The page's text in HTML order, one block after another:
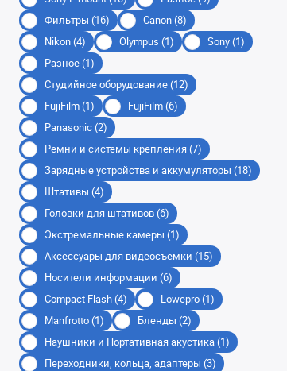
Фильтры (16)
Canon (8)
Nikon (4)
Olympus (1)
Sony (1)
Разное (1)
Студийное оборудование (12)
FujiFilm (1)
FujiFilm (6)
Panasonic (2)
Ремни и системы крепления (7)
Зарядные устройства и аккумуляторы (18)
Штативы (4)
Головки для штативов (6)
Экстремальные камеры (1)
Аксессуары для видеосъемки (15)
Носители информации (6)
Compact Flash (4)
Lowepro (1)
Manfrotto (1)
Бленды (2)
Наушники и Портативная акустика (1)
Переходники, кольца, адаптеры (3)